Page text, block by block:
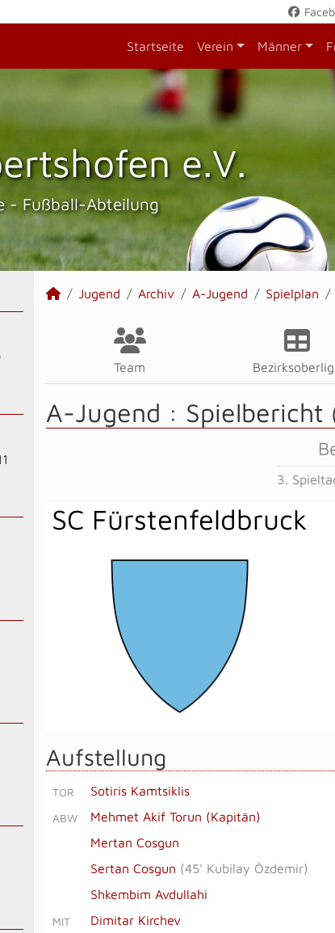
Startseite Verein Männer
e.V.
- Fußball-Abteilung
Jugend Archiv A-Jugend Spielplan
Team
A-Jugend : Spielbericht
3.
SC Fürstenfeldbruck
Aufstellung
TOR Sotiris Kamtsiklis
ABW
Mehmet Akif Torun (Kapitän)
Mertan Cosgun
Sertan Cosgun (45' Kubilay Özdemir)
Shkembim Avdullahi
MIT
Dimitar Kirchev